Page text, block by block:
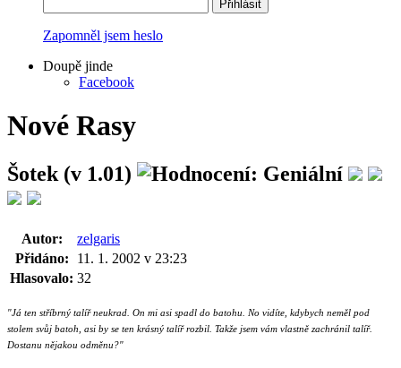
Zapomněl jsem heslo
Doupě jinde
Facebook
Nové Rasy
Šotek (v 1.01)
Autor:
zelgaris
Přidáno:
11. 1. 2002 v 23:23
Hlasovalo: 32
"Já ten stříbrný talíř neukrad. On mi asi spadl do batohu. No vidíte, kdybych neměl pod
stolem svůj batoh, asi by se ten krásný talíř rozbil. Takže jsem vám vlastně zachránil talíř.
Dostanu nějakou odměnu?"